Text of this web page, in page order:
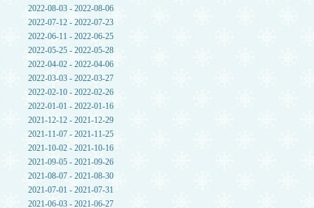
2022-08-03 - 2022-08-06
2022-07-12 - 2022-07-23
2022-06-11 - 2022-06-25
2022-05-25 - 2022-05-28
2022-04-02 - 2022-04-06
2022-03-03 - 2022-03-27
2022-02-10 - 2022-02-26
2022-01-01 - 2022-01-16
2021-12-12 - 2021-12-29
2021-11-07 - 2021-11-25
2021-10-02 - 2021-10-16
2021-09-05 - 2021-09-26
2021-08-07 - 2021-08-30
2021-07-01 - 2021-07-31
2021-06-03 - 2021-06-27